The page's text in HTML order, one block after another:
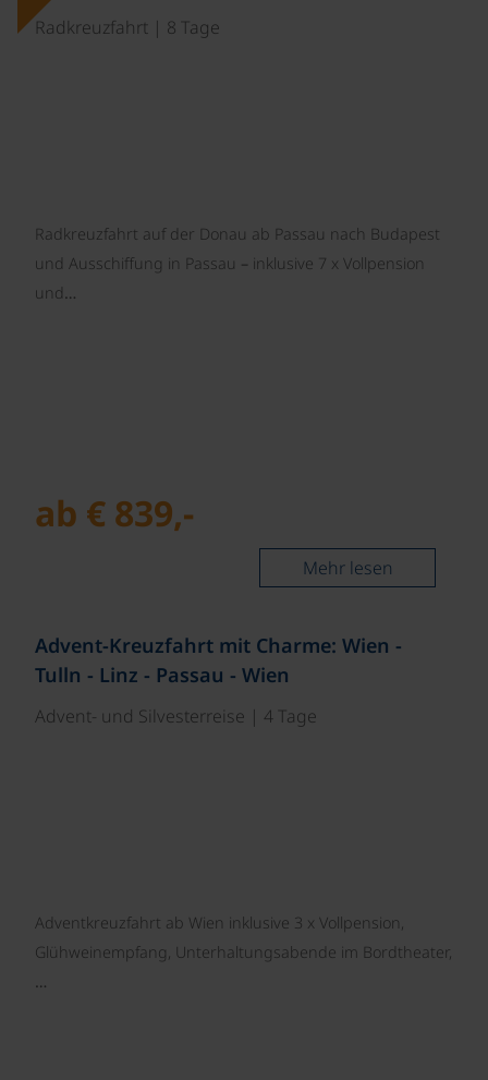
Radkreuzfahrt | 8 Tage
Radkreuzfahrt auf der Donau ab Passau nach Budapest
und Ausschiffung in Passau – inklusive 7 x Vollpension
und…
ab € 839,-
Mehr lesen
Advent-Kreuzfahrt mit Charme: Wien -
Tulln - Linz - Passau - Wien
Advent- und Silvesterreise | 4 Tage
Adventkreuzfahrt ab Wien inklusive 3 x Vollpension,
Glühweinempfang, Unterhaltungsabende im Bordtheater,
…